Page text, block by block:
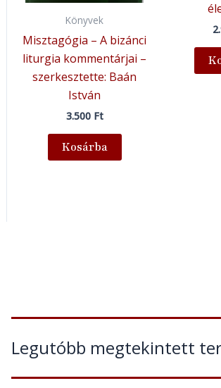
Legutóbb megtekintett
Könyvek
Misztagógia – A bizánci
liturgia kommentárjai –
szerkesztette: Baán
István
3.500 Ft
Kosárba